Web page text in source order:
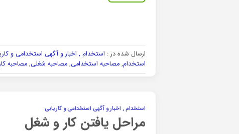
ارسال شده در : استخدام , اخبار و آگهی استخدامی و
استخدام,مصاحبه استخدامی,مصاحبه شغلی,مصاحبه
استخدام , اخبار و آگهی استخدامی و کاریابی
مراحل یافتن کار و شغل